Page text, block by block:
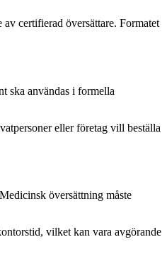
certifierad översättare. Formatet
ska användas i formella
eller företag vill beställa
översättning måste
vilket kan vara avgörande